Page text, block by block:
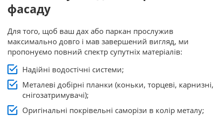
фасаду
Для того, щоб ваш дах або паркан прослужив
максимально довго і мав завершений вигляд, ми
пропонуємо повний спектр супутніх матеріалів:
Надійні водостічні системи;
Металеві добірні планки (коньки, торцеві, карнизні,
снігозатримувачі);
Оригінальні покрівельні саморізи в колір металу;